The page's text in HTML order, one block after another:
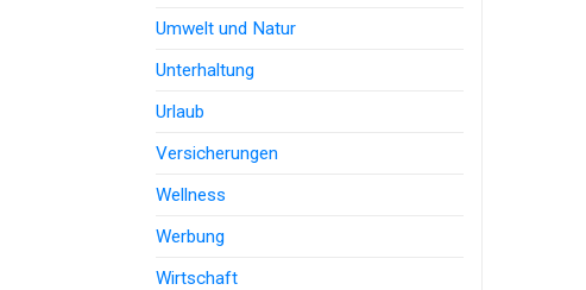
Umwelt und Natur
Unterhaltung
Urlaub
Versicherungen
Wellness
Werbung
Wirtschaft